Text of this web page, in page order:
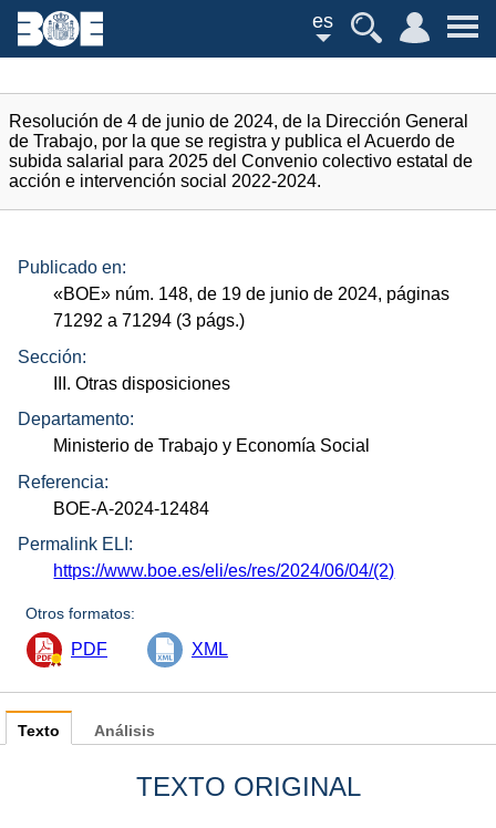
es
Resolución de 4 de junio de 2024, de la Dirección General
de Trabajo, por la que se registra y publica el Acuerdo de
subida salarial para 2025 del Convenio colectivo estatal de
acción e intervención social 2022-2024.
Publicado en:
«BOE» núm. 148, de 19 de junio de 2024, páginas
71292 a 71294 (3 págs.)
Sección:
III. Otras disposiciones
Departamento:
Ministerio de Trabajo y Economía Social
Referencia:
BOE-A-2024-12484
Permalink ELI:
https://www.boe.es/eli/es/res/2024/06/04/(2)
Otros formatos:
PDF XML
Texto
TEXTO ORIGINAL
Análisis